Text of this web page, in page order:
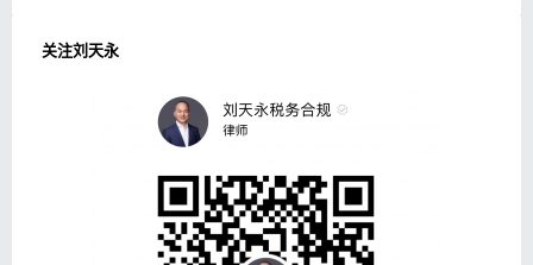
关注刘天永